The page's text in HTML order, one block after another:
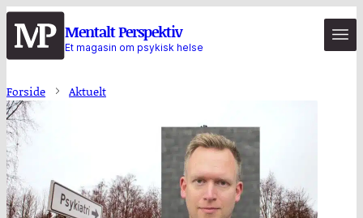
Hopp
til
hovedinnhold
Mentalt Perspektiv
Et magasin om psykisk helse
Forside Aktuelt